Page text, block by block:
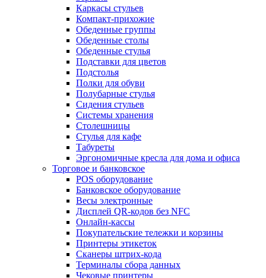
Каркасы стульев
Компакт-прихожие
Обеденные группы
Обеденные столы
Обеденные стулья
Подставки для цветов
Подстолья
Полки для обуви
Полубарные стулья
Сидения стульев
Системы хранения
Столешницы
Стулья для кафе
Табуреты
Эргономичные кресла для дома и офиса
Торговое и банковское
POS оборудование
Банковское оборудование
Весы электронные
Дисплей QR-кодов без NFC
Онлайн-кассы
Покупательские тележки и корзины
Принтеры этикеток
Сканеры штрих-кода
Терминалы сбора данных
Чековые принтеры